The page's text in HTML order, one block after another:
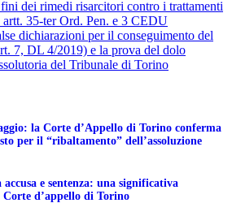
dei rimedi risarcitori contro i trattamenti
35-ter Ord. Pen. e 3 CEDU
dichiarazioni per il conseguimento del
7, DL 4/2019) e la prova del dolo
del Tribunale di Torino
la Corte d’Appello di Torino conferma
per il “ribaltamento” dell’assoluzione
e sentenza: una significativa
d’appello di Torino